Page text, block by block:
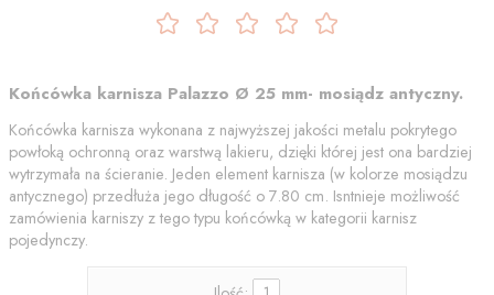
Końcówka karnisza Palazzo Ø 25 mm- mosiądz antyczny.
Końcówka karnisza wykonana z najwyższej jakości metalu pokrytego
powłoką ochronną oraz warstwą lakieru, dzięki której jest ona bardziej
wytrzymała na ścieranie. Jeden element karnisza (w kolorze mosiądzu
antycznego) przedłuża jego długość o 7.80 cm. Isntnieje możliwość
zamówienia karniszy z tego typu końcówką w kategorii karnisz
pojedynczy.